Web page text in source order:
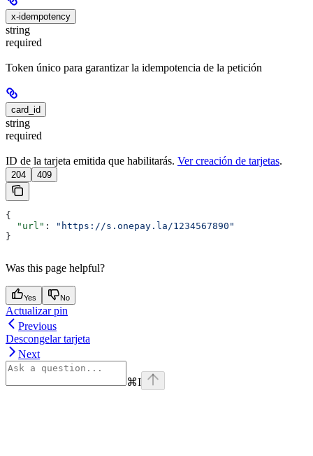
x-idempotency
string
required
Token único para garantizar la idempotencia de la petición
card_id
string
required
ID de la tarjeta emitida que habilitarás. Ver creación de tarjetas.
204 409
{
  "url"
:
"https://s.onepay.la/1234567890"
}
Was this page helpful?
Yes No
Actualizar pin
Previous
Descongelar tarjeta
Next
⌘I